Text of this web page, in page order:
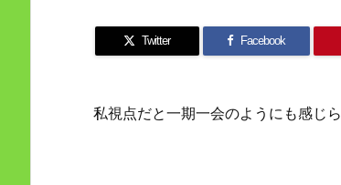
Twitter Facebook
私視点だと一期一会のようにも感じら